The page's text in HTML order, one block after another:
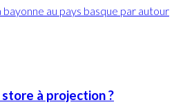
store à projection ?